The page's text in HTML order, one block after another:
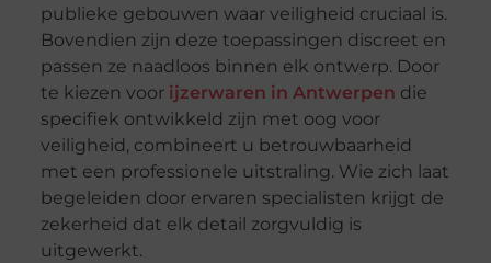
publieke gebouwen waar veiligheid cruciaal is.
Bovendien zijn deze toepassingen discreet en
passen ze naadloos binnen elk ontwerp. Door
te kiezen voor ijzerwaren in Antwerpen die
specifiek ontwikkeld zijn met oog voor
veiligheid, combineert u betrouwbaarheid
met een professionele uitstraling. Wie zich laat
begeleiden door ervaren specialisten krijgt de
zekerheid dat elk detail zorgvuldig is
uitgewerkt.